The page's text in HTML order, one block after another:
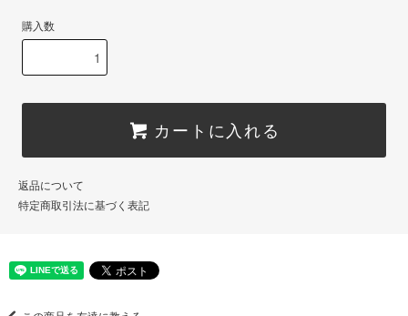
購入数
カートに入れる
返品について
特定商取引法に基づく表記